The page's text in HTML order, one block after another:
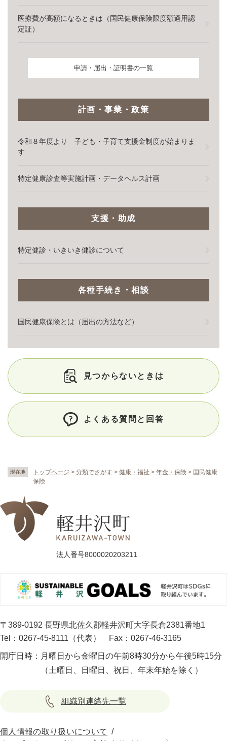
現在地 トップページ > 分類でさがす > 健康・福祉 > 年金・保険 > 国民健康
保険
医療費が高額になるときは（国民健康保険限度額適用認
定証）
申請・届出・証明書の一覧
計画・事業・政策
令和８年度より 子ども・子育て支援金制度が始まりま
す
特定健康診査等実施計画・データヘルス計画
支援・助成
特定健診・いきいき健診について
各種手続き・相談
国民健康保険とは（届出の方法など）
見つからないときは
よくある質問と回答
法人番号8000020203211
〒389-0192 長野県北佐久郡軽井沢町大字長倉2381番地1
Tel：0267-45-8111（代表）
Fax：0267-46-3165
開庁日時： 月曜日から金曜日の午前8時30分から午後5時15分
（土曜日、日曜日、祝日、年末年始を除く）
組織別連絡先一覧
個人情報の取り扱いについて